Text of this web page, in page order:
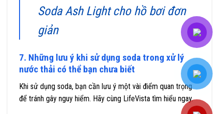
Soda Ash Light cho hồ bơi đơn
giản
7. Những lưu ý khi sử dụng soda trong xử lý
nước thải có thể bạn chưa biết
Khi sử dụng soda, bạn cần lưu ý một vài điểm quan trọng
để tránh gây nguy hiểm. Hãy cùng LifeVista tìm hiểu ngay.